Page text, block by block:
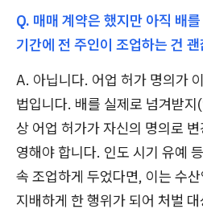
Q. 매매 계약은 했지만 아직 배
기간에 전 주인이 조업하는 건
A. 아닙니다. 어업 허가 명의가
법입니다. 배를 실제로 넘겨받
상 어업 허가가 자신의 명의로
영해야 합니다. 인도 시기 유예
속 조업하게 두었다면, 이는 수
지배하게 한 행위가 되어 처벌